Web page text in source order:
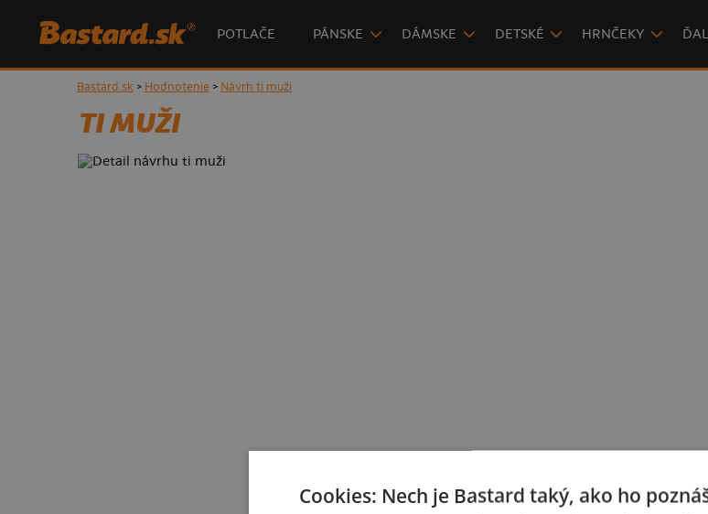
POTLAČE PÁNSKE DÁMSKE DETSKÉ HRNČEKY
Bastard.sk> Hodnotenie> Návrh ti muži
TI MUŽI
Cookies: Nech je Bastard taký, ako ho